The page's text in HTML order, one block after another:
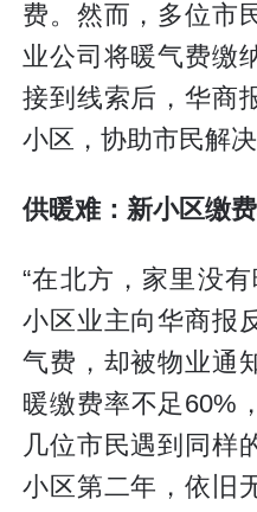
费。然而，多位市
业公司将暖气费缴
接到线索后，华商
小区，协助市民解决
供暖难：新小区缴
“在北方，家里没
小区业主向华商报
气费，却被物业通
暖缴费率不足60%
几位市民遇到同样
小区第二年，依旧